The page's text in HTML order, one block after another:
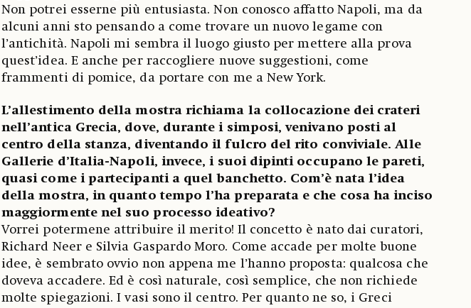
Non potrei esserne più entusiasta. Non conosco affatto Napoli, ma da
alcuni anni sto pensando a come trovare un nuovo legame con
l’antichità. Napoli mi sembra il luogo giusto per mettere alla prova
quest’idea. E anche per raccogliere nuove suggestioni, come
frammenti di pomice, da portare con me a New York.
L’allestimento della mostra richiama la collocazione dei crateri
nell’antica Grecia, dove, durante i simposi, venivano posti al
centro della stanza, diventando il fulcro del rito conviviale. Alle
Gallerie d’Italia-Napoli, invece, i suoi dipinti occupano le pareti,
quasi come i partecipanti a quel banchetto. Com’è nata l’idea
della mostra, in quanto tempo l’ha preparata e che cosa ha inciso
maggiormente nel suo processo ideativo?
Vorrei potermene attribuire il merito! Il concetto è nato dai curatori,
Richard Neer e Silvia Gaspardo Moro. Come accade per molte buone
idee, è sembrato ovvio non appena me l’hanno proposta: qualcosa che
doveva accadere. Ed è così naturale, così semplice, che non richiede
molte spiegazioni. I vasi sono il centro. Per quanto ne so, i Greci